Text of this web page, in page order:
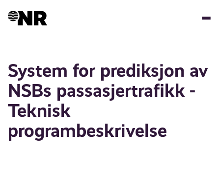
System for prediksjon av
NSBs passasjertrafikk -
Teknisk
programbeskrivelse